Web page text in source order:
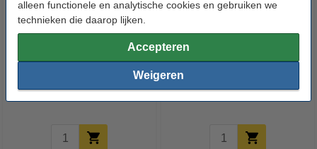
alleen functionele en analytische cookies en gebruiken we
technieken die daarop lijken.
Accepteren
Weigeren
Bronyl documentenvelop A4
transparant blauw met
Bronyl documentenvelop A4
transparant groen met